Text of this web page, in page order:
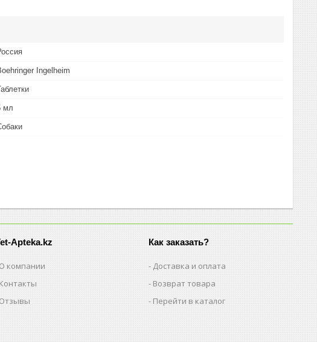
Ingelheim
мл
Apteka.kz
О компании
Контакты
Отзывы
Как заказать?
Доставка и оплата
Возврат товара
Перейти в каталог